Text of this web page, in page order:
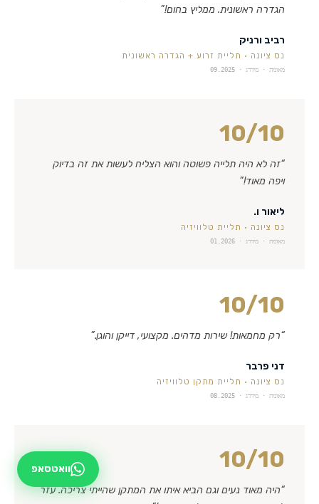
הגדרה ראשונית. ממליץ בחום!”
רביב ורניק
נס ציונה · תליית זרוע + הגדרה ראשונית
מאומת · מידרג · 09.2025
10/10
“זה לא היה תלייה פשוטה והוא הצליח לעשות את זה בדיוק
ויפה מאוד!”
ליאור ו.
נס ציונה · תליית טלוויזיה
מאומת · מידרג · 01.2026
10/10
“רק מחמאות! שירות מדהים. מקצועי, דייקן והוגן.”
דני פרבר
נס ציונה · תליית מתקן טלוויזיה
מאומת · מידרג · 08.2025
10/10
“היה מאוד נעים וגם הביא איתו את המתקן שהייתי צריכה. עזר
וואטסאפ